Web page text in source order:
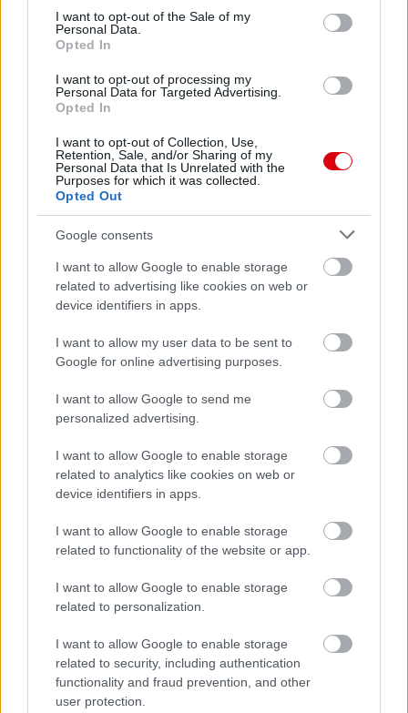
consent section.
I want to opt-out of the Sale of my
Personal Data.
Opted In
I want to opt-out of processing my
Personal Data for Targeted Advertising.
Opted In
I want to opt-out of Collection, Use,
Retention, Sale, and/or Sharing of my
Personal Data that Is Unrelated with the
Purposes for which it was collected.
Opted Out
Google consents
I want to allow Google to enable storage
related to advertising like cookies on web or
device identifiers in apps.
I want to allow my user data to be sent to
Google for online advertising purposes.
I want to allow Google to send me
personalized advertising.
I want to allow Google to enable storage
related to analytics like cookies on web or
device identifiers in apps.
I want to allow Google to enable storage
related to functionality of the website or app.
I want to allow Google to enable storage
related to personalization.
I want to allow Google to enable storage
related to security, including authentication
functionality and fraud prevention, and other
user protection.
Meccs Center